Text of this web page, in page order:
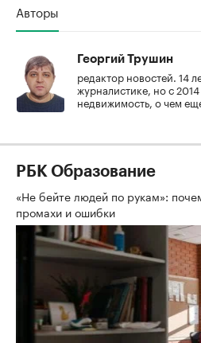
Авторы
Георгий Трушин
редактор новостей. 14
журналистике, но с
недвижимость, о чем
РБК Образование
«Не бейте людей по рукам»:
промахи и ошибки